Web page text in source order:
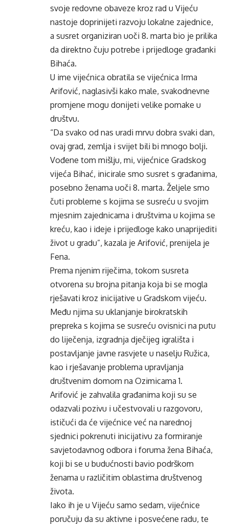
svoje redovne obaveze kroz rad u Vijeću
nastoje doprinijeti razvoju lokalne zajednice,
a susret organiziran uoči 8. marta bio je prilika
da direktno čuju potrebe i prijedloge građanki
Bihaća.
U ime vijećnica obratila se vijećnica Irma
Arifović, naglasivši kako male, svakodnevne
promjene mogu donijeti velike pomake u
društvu.
“Da svako od nas uradi mrvu dobra svaki dan,
ovaj grad, zemlja i svijet bili bi mnogo bolji.
Vođene tom mišlju, mi, vijećnice Gradskog
vijeća Bihać, inicirale smo susret s građanima,
posebno ženama uoči 8. marta. Željele smo
čuti probleme s kojima se susreću u svojim
mjesnim zajednicama i društvima u kojima se
kreću, kao i ideje i prijedloge kako unaprijediti
život u gradu”, kazala je Arifović, prenijela je
Fena.
Prema njenim riječima, tokom susreta
otvorena su brojna pitanja koja bi se mogla
rješavati kroz inicijative u Gradskom vijeću.
Među njima su uklanjanje birokratskih
prepreka s kojima se susreću ovisnici na putu
do liječenja, izgradnja dječijeg igrališta i
postavljanje javne rasvjete u naselju Ružica,
kao i rješavanje problema upravljanja
društvenim domom na Ozimicama 1.
Arifović je zahvalila građanima koji su se
odazvali pozivu i učestvovali u razgovoru,
ističući da će vijećnice već na narednoj
sjednici pokrenuti inicijativu za formiranje
savjetodavnog odbora i foruma žena Bihaća,
koji bi se u budućnosti bavio podrškom
ženama u različitim oblastima društvenog
života.
Iako ih je u Vijeću samo sedam, vijećnice
poručuju da su aktivne i posvećene radu, te